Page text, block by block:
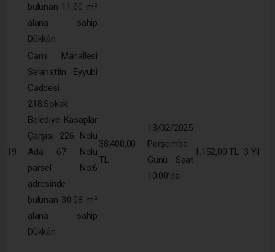
bulunan 11.00 m²
alana sahip
Dükkân
19
Cami Mahallesi
Selahattin Eyyubi
Caddesi
218.Sokak
Belediye Kasaplar
Çarşısı 226 Nolu
Ada 67 Nolu
parsel No:6
adresinde
bulunan 30.08 m²
alana sahip
Dükkân
38.400,00
TL
13/02/2025
Perşembe
Günü Saat
10:00’da
1.152,00 TL 3 Yıl